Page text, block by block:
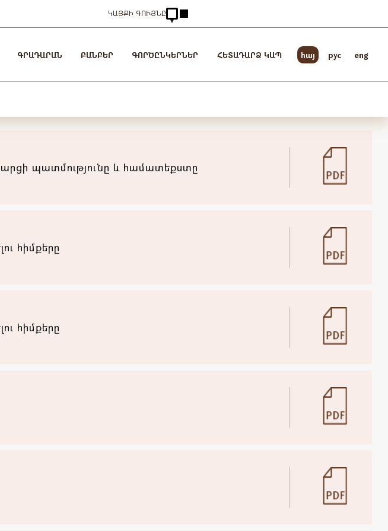
ԿԱՅՔԻ ԳՈՒՅՆԸ
ԳՐԱԴԱՐԱՆ ԲԱՆԲԵՐ ԳՈՐԾԸՆԿԵՐՆԵՐ ՀԵՏԱԴԱՐՁ ԿԱՊ հայ pyc eng
պատմությունը և համատեքստը
հիմքերը
հիմքերը